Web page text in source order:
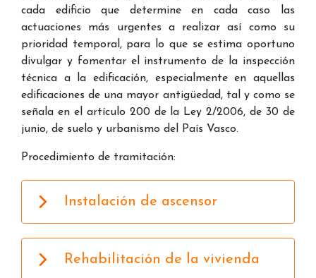
cada edificio que determine en cada caso las
actuaciones más urgentes a realizar así como su
prioridad temporal, para lo que se estima oportuno
divulgar y fomentar el instrumento de la inspección
técnica a la edificación, especialmente en aquellas
edificaciones de una mayor antigüedad, tal y como se
señala en el artículo 200 de la Ley 2/2006, de 30 de
junio, de suelo y urbanismo del País Vasco.
Procedimiento de tramitación:
Instalación de ascensor
Rehabilitación de la vivienda